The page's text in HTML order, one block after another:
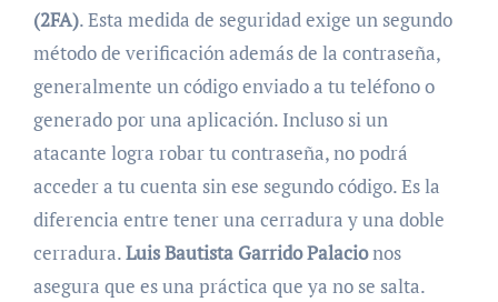
(2FA). Esta medida de seguridad exige un segundo
método de verificación además de la contraseña,
generalmente un código enviado a tu teléfono o
generado por una aplicación. Incluso si un
atacante logra robar tu contraseña, no podrá
acceder a tu cuenta sin ese segundo código. Es la
diferencia entre tener una cerradura y una doble
cerradura.Luis Bautista Garrido Palacionos
asegura que es una práctica que ya no se salta.